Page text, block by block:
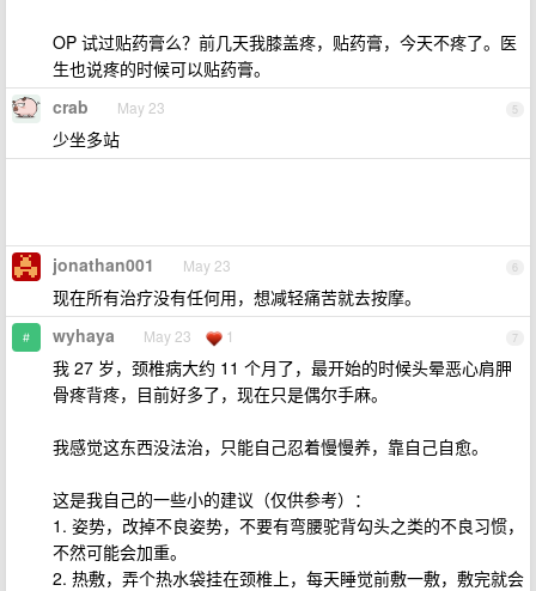
OP 试过贴药膏么？前几天我膝盖疼，贴药膏，今天不疼了。医
生也说疼的时候可以贴药膏。
5
crab May 23
少坐多站
6
jonathan001 May 23
现在所有治疗没有任何用，想减轻痛苦就去按摩。
7
wyhaya May 23 1
我 27 岁，颈椎病大约 11 个月了，最开始的时候头晕恶心肩胛
骨疼背疼，目前好多了，现在只是偶尔手麻。
我感觉这东西没法治，只能自己忍着慢慢养，靠自己自愈。
这是我自己的一些小的建议（仅供参考）：
1. 姿势，改掉不良姿势，不要有弯腰驼背勾头之类的不良习惯，
不然可能会加重。
2. 热敷，弄个热水袋挂在颈椎上，每天睡觉前敷一敷，敷完就会